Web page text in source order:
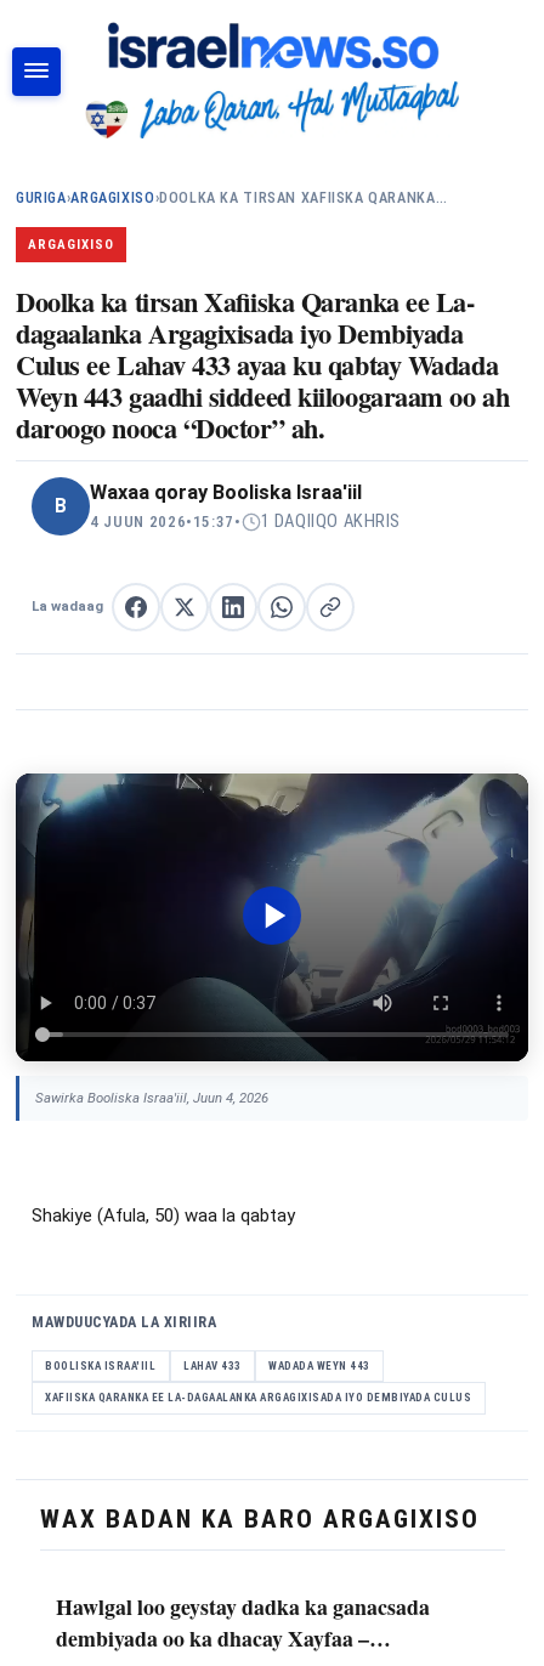
GURIGA›ARGAGIXISO›DOOLKA KA TIRSAN XAFIISKA QARANKA…
ARGAGIXISO
Doolka ka tirsan Xafiiska Qaranka ee La-
dagaalanka Argagixisada iyo Dembiyada
Culus ee Lahav 433 ayaa ku qabtay Wadada
Weyn 443 gaadhi siddeed kiiloogaraam oo ah
daroogo nooca “Doctor” ah.
B
Waxaa qoray Booliska Israa'iil
4 JUUN 2026• 15:37 • 1 DAQIIQO AKHRIS
La wadaag La wadaag Facebook
La wadaag XLa wadaag LinkedIn
La wadaag WhatsApp
Nuqul link
Sawirka Booliska Israa'iil, Juun 4, 2026
Shakiye (Afula, 50) waa la qabtay
MAWDUUCYADA LA XIRIIRA
BOOLISKA ISRAA'IIL LAHAV 433 WADADA WEYN 443
XAFIISKA QARANKA EE LA-DAGAALANKA ARGAGIXISADA IYO DEMBIYADA CULUS
WAX BADAN KA BARO ARGAGIXISO
Hawlgal loo geystay dadka ka ganacsada
dembiyada oo ka dhacay Xayfaa –…